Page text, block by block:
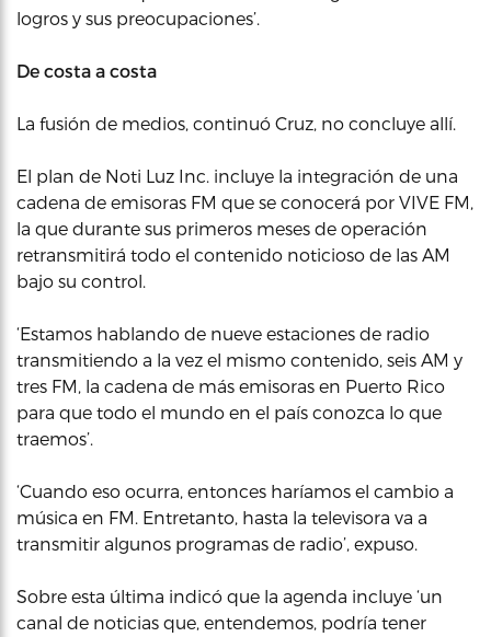
logros y sus preocupaciones’.
De costa a costa
La fusión de medios, continuó Cruz, no concluye allí.
El plan de Noti Luz Inc. incluye la integración de una
cadena de emisoras FM que se conocerá por VIVE FM,
la que durante sus primeros meses de operación
retransmitirá todo el contenido noticioso de las AM
bajo su control.
‘Estamos hablando de nueve estaciones de radio
transmitiendo a la vez el mismo contenido, seis AM y
tres FM, la cadena de más emisoras en Puerto Rico
para que todo el mundo en el país conozca lo que
traemos’.
‘Cuando eso ocurra, entonces haríamos el cambio a
música en FM. Entretanto, hasta la televisora va a
transmitir algunos programas de radio’, expuso.
Sobre esta última indicó que la agenda incluye ‘un
canal de noticias que, entendemos, podría tener